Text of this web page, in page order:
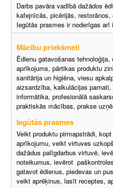
Darbs pavāra vadībā dažādos
kafejnīcās, picērijās,
Iegūtās prasmes ir noderīgas
Mācību priekšmeti
Ēdienu gatavošanas
aprīkojums, pārtikas produktu
sanitārija un higiēna, viesu
aizsardzība, kalkulācijas
informātika, profesionālā
praktiskās mācības, prakse
Iegūtās prasmes
Veikt produktu pirmapstrādi,
aprīkojumu, veikt virtuves
dažādus palīgdarbus virtuvē,
noteikumus, ievērot
gatavot ēdienus, piedevas un
veikt aprēķinus, lasīt receptes,